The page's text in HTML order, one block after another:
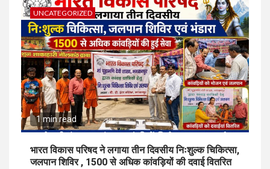
UNCATEGORIZED
1 min read
भारत विकास परिषद ने लगाया तीन दिवसीय निःशुल्क चिकित्सा,
जलपान शिविर , 1500 से अधिक कांवड़ियों की दवाई वितरित